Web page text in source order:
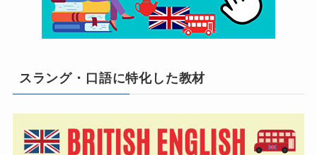
スラング・口語に特化した教材